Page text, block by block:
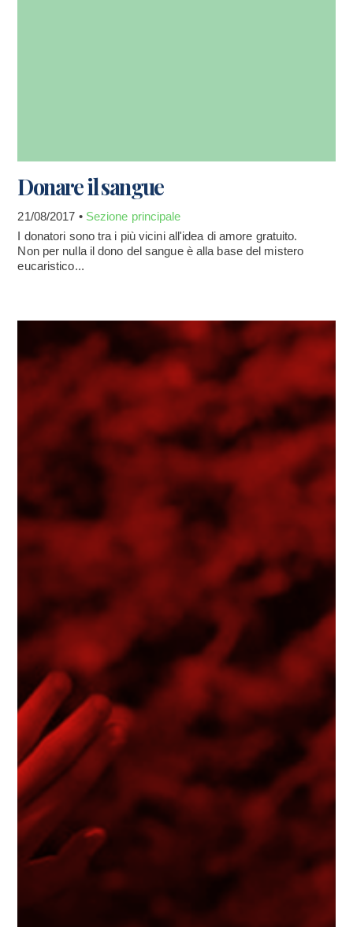
Donare il sangue
21/08/2017 • Sezione principale
I donatori sono tra i più vicini all'idea di amore gratuito.
Non per nulla il dono del sangue è alla base del mistero
eucaristico...